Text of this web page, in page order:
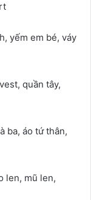
yếm em bé, váy
quần tây,
ba, áo tứ thân,
len, mũ len,